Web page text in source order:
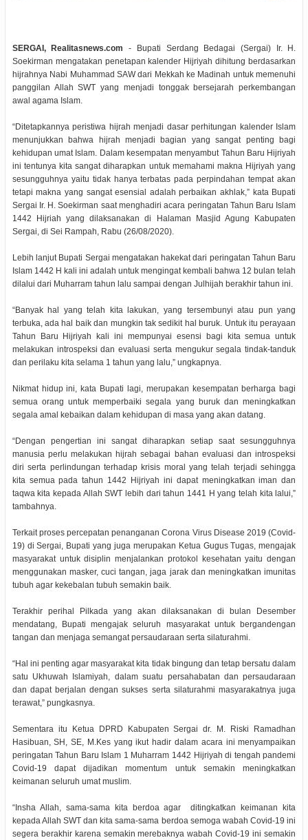
SERGAI, Realitasnews.com
- Bupati Serdang Bedagai (Sergai) Ir. H.
Soekirman mengatakan penetapan kalender Hijriyah dihitung berdasarkan
hijrahnya Nabi Muhammad SAW dari Mekkah ke Madinah untuk memenuhi
panggilan Allah SWT yang menjadi tonggak bersejarah perkembangan
awal agama Islam.
“Ditetapkannya peristiwa hijrah menjadi dasar perhitungan kalender Islam
menunjukkan bahwa hijrah menjadi bagian yang sangat penting bagi
kehidupan umat Islam. Dalam kesempatan menyambut Tahun Baru Hijriyah
ini tentunya kita sangat diharapkan untuk memahami makna Hijriyah yang
sesungguhnya yaitu tidak hanya terbatas pada perpindahan tempat akan
tetapi makna yang sangat esensial adalah perbaikan akhlak,” kata Bupati
Sergai Ir. H. Soekirman saat menghadiri acara peringatan Tahun Baru Islam
1442 Hijriah yang dilaksanakan di Halaman Masjid Agung Kabupaten
Sergai, di Sei Rampah, Rabu (26/08/2020).
Lebih lanjut Bupati Sergai mengatakan hakekat dari peringatan Tahun Baru
Islam 1442 H kali ini adalah untuk mengingat kembali bahwa 12 bulan telah
dilalui dari Muharram tahun lalu sampai dengan Julhijah berakhir tahun ini.
“Banyak hal yang telah kita lakukan, yang tersembunyi atau pun yang
terbuka, ada hal baik dan mungkin tak sedikit hal buruk. Untuk itu perayaan
Tahun Baru Hijriyah kali ini mempunyai esensi bagi kita semua untuk
melakukan introspeksi dan evaluasi serta mengukur segala tindak-tanduk
dan perilaku kita selama 1 tahun yang lalu,” ungkapnya.
Nikmat hidup ini, kata Bupati lagi, merupakan kesempatan berharga bagi
semua orang untuk memperbaiki segala yang buruk dan meningkatkan
segala amal kebaikan dalam kehidupan di masa yang akan datang.
“Dengan pengertian ini sangat diharapkan setiap saat sesungguhnya
manusia perlu melakukan hijrah sebagai bahan evaluasi dan introspeksi
diri serta perlindungan terhadap krisis moral yang telah terjadi sehingga
kita semua pada tahun 1442 Hijriyah ini dapat meningkatkan iman dan
taqwa kita kepada Allah SWT lebih dari tahun 1441 H yang telah kita lalui,”
tambahnya.
Terkait proses percepatan penanganan Corona Virus Disease 2019 (Covid-
19) di Sergai, Bupati yang juga merupakan Ketua Gugus Tugas, mengajak
masyarakat untuk disiplin menjalankan protokol kesehatan yaitu dengan
menggunakan masker, cuci tangan, jaga jarak dan meningkatkan imunitas
tubuh agar kekebalan tubuh semakin baik.
Terakhir perihal Pilkada yang akan dilaksanakan di bulan Desember
mendatang, Bupati mengajak seluruh masyarakat untuk bergandengan
tangan dan menjaga semangat persaudaraan serta silaturahmi.
“Hal ini penting agar masyarakat kita tidak bingung dan tetap bersatu dalam
satu Ukhuwah Islamiyah, dalam suatu persahabatan dan persaudaraan
dan dapat berjalan dengan sukses serta silaturahmi masyarakatnya juga
terawat,” pungkasnya.
Sementara itu Ketua DPRD Kabupaten Sergai dr. M. Riski Ramadhan
Hasibuan, SH, SE, M.Kes yang ikut hadir dalam acara ini menyampaikan
peringatan Tahun Baru Islam 1 Muharram 1442 Hijriyah di tengah pandemi
Covid-19 dapat dijadikan momentum untuk semakin meningkatkan
keimanan seluruh umat muslim.
“Insha Allah, sama-sama kita berdoa agar ditingkatkan keimanan kita
kepada Allah SWT dan kita sama-sama berdoa semoga wabah Covid-19 ini
segera berakhir karena semakin merebaknya wabah Covid-19 ini semakin